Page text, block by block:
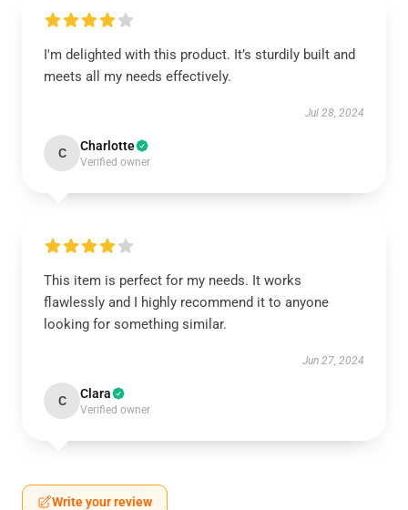
I'm delighted with this product. It’s sturdily built and
meets all my needs effectively.
Jul 28, 2024
C Charlotte
Verified owner
This item is perfect for my needs. It works
flawlessly and I highly recommend it to anyone
looking for something similar.
Jun 27, 2024
C Clara
Verified owner
Write your review